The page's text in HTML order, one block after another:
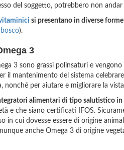
del soggetto, potrebbero non
si presentano in diverse
).
3
3 sono grassi polinsaturi e
il mantenimento del sistema
nonché per aiutare e migliorare la
alimentari di tipo salutistico
e che siano certificati IFOS.
in cui dovesse essere di origine
anche Omega 3 di origine